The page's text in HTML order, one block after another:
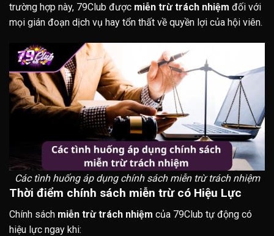
trường hợp này, 79Club được miễn trừ trách nhiệm đối với
mọi gián đoạn dịch vụ hay tổn thất về quyền lợi của hội viên.
Các tình huống áp dụng chính sách miễn trừ trách nhiệm
Thời điểm chính sách miễn trừ có Hiệu Lực
Chính sách miễn trừ trách nhiệm của 79Club tự động có
hiệu lực ngay khi: